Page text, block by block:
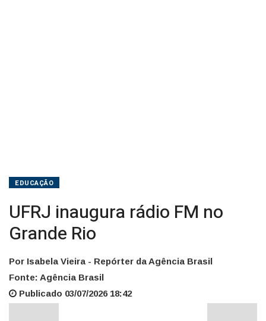
EDUCAÇÃO
UFRJ inaugura rádio FM no
Grande Rio
Por Isabela Vieira - Repórter da Agência Brasil
Fonte: Agência Brasil
Publicado 03/07/2026 18:42